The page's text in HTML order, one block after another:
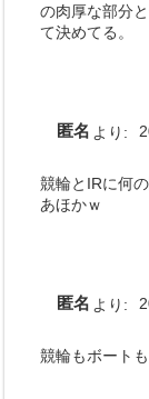
の肉厚な部分
て決めてる。
匿名 より:
競輪とIRに何
あほかｗ
匿名 より:
競輪もボート